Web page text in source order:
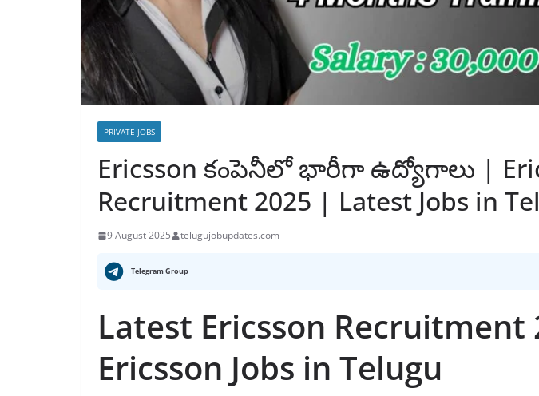
PRIVATE JOBS
Ericsson కంపెనీలో భారీగా ఉద్యోగాలు |
Recruitment 2025 | Latest Jobs in
9 August 2025 telugujobupdates.com
Telegram Group
Latest Ericsson Recruitment
Ericsson Jobs in Telugu